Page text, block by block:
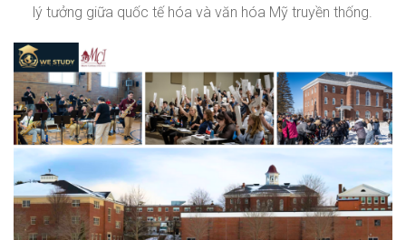
lý tưởng giữa quốc tế hóa và văn hóa Mỹ truyền thống.